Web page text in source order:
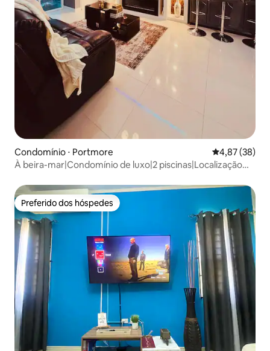
Condomínio ⋅ Portmore 4,87 de uma
4,87 (38)
À beira-mar|Condomínio de luxo|2 piscinas|Localização
Preferido dos hóspedes
Preferido dos hóspedes